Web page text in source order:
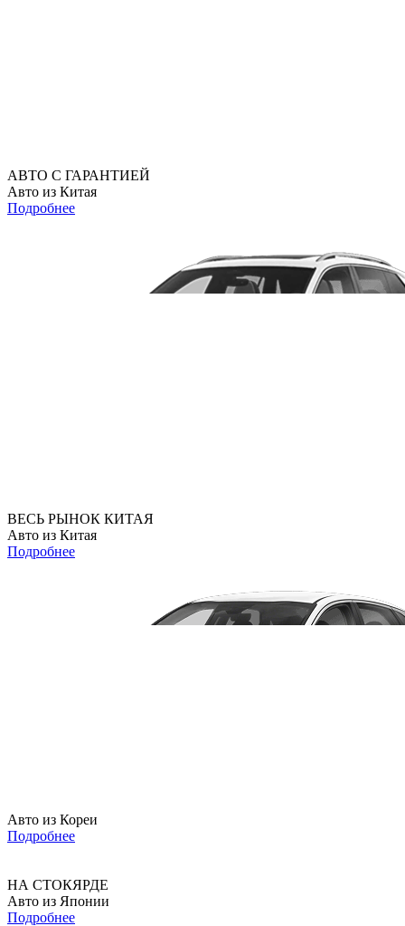
АВТО С ГАРАНТИЕЙ
Авто из Китая
Подробнее
ВЕСЬ РЫНОК КИТАЯ
Авто из Китая
Подробнее
Авто из Кореи
Подробнее
НА СТОКЯРДЕ
Авто из Японии
Подробнее